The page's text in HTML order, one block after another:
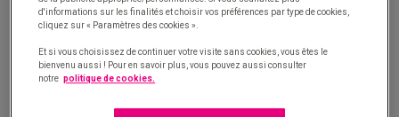
d'informations sur les finalités et choisir vos préférences par type de cookies,
cliquez sur « Paramètres des cookies ».
Et si vous choisissez de continuer votre visite sans cookies, vous êtes le
bienvenu aussi ! Pour en savoir plus, vous pouvez aussi consulter
notre politique de cookies.